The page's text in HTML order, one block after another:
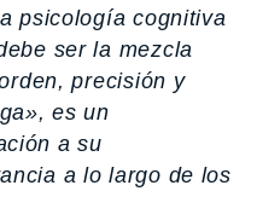
psicología cognitiva
ser la mezcla
precisión y
, es un
a su
a lo largo de los